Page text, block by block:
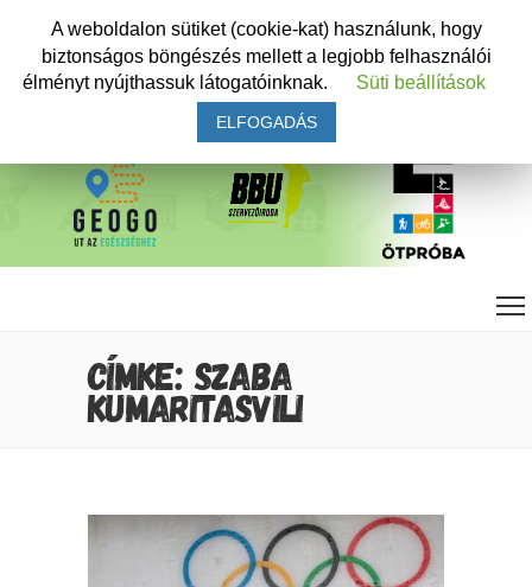
CÍMKE: SZABA
KUMARITASVILI
A weboldalon sütiket (cookie-kat) használunk, hogy
biztonságos böngészés mellett a legjobb felhasználói
élményt nyújthassuk látogatóinknak.
Süti beállítások
ELFOGADÁS